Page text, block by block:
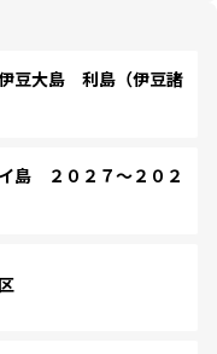
大島 利島（伊豆諸
島 ２０２７～２０２